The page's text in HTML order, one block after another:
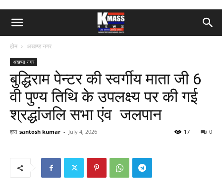
होम अखण्ड नगर
अखण्ड नगर
बुद्धिराम पेन्टर की स्वर्गीय माता जी 6
वी पुण्य तिथि के उपलक्ष्य पर की गई
श्रद्धांजलि सभा एंव जलपान
द्वारा santosh kumar - July 4, 2026 0
17